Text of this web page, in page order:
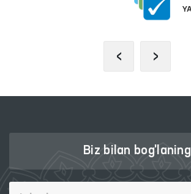
YAGONA PORTALI
‹ ›
Biz bilan bog'laning